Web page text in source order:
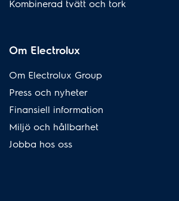
Kombinerad tvätt och tork
Om Electrolux
Om Electrolux Group
Press och nyheter
Finansiell information
Miljö och hållbarhet
Jobba hos oss